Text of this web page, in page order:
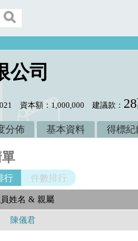
公司
資本額：1,000,000 建議款：
分佈 基本資料 得標紀
行 件數排行
姓名 & 親屬
陳儀君